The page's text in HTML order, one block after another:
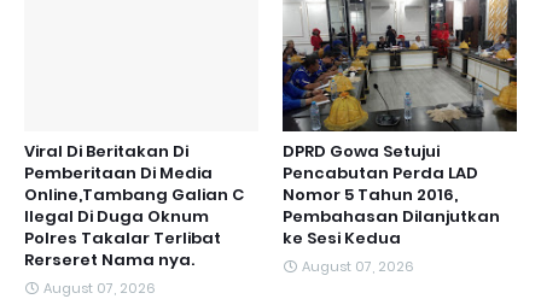
Viral Di Beritakan Di
Pemberitaan Di Media
Online,Tambang Galian C
Ilegal Di Duga Oknum
Polres Takalar Terlibat
Rerseret Nama nya.
August 07, 2026
DPRD Gowa Setujui
Pencabutan Perda LAD
Nomor 5 Tahun 2016,
Pembahasan Dilanjutkan
ke Sesi Kedua
August 07, 2026